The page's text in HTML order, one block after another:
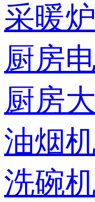
采暖炉
厨房
厨房
油烟机
洗碗机